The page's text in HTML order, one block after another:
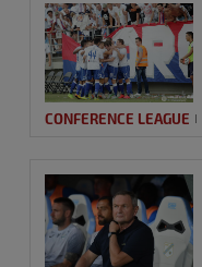
CONFERENCE LEAGUE